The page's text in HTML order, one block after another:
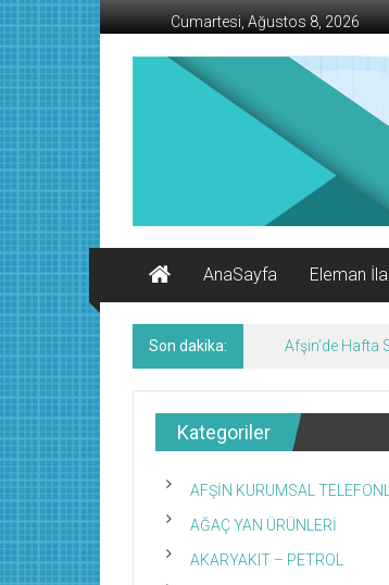
İçeriğe
geç
Cumartesi, Ağustos 8, 2026
AFŞİN
Ekonomi
Kanalı
AnaSayfa
Eleman
Son dakika: Afşin’de Hafta
Kategoriler
AFŞİN KURUMSAL
AĞAÇ YAN ÜRÜNLERİ
AKARYAKIT – PETROL